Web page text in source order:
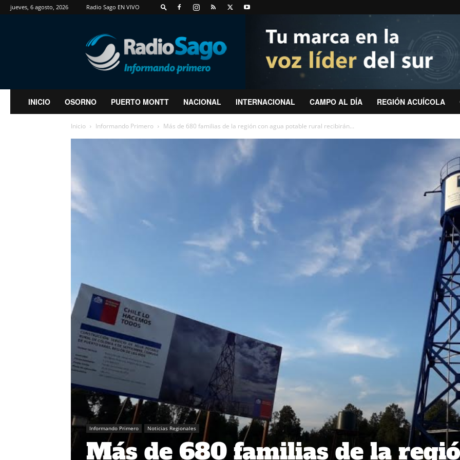
jueves, 6 agosto, 2026 Radio Sago EN VIVO
RadioSago
INICIO OSORNO PUERTO MONTT NACIONAL INTERNACIONAL CAMPO AL DÍA REGIÓN ACUÍCOLA
Inicio Informando Primero Más de 680 familias de la región con agua potable rural recibirán...
Informando Primero Noticias Regionales
Más de 680 familias de la